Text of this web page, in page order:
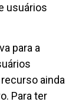
usuários
para a
ainda
Para ter